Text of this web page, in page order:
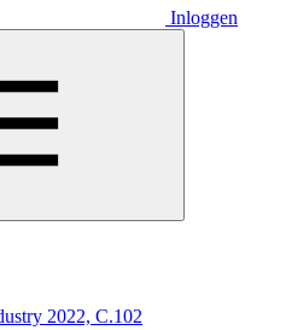
Inloggen
2022, C.102